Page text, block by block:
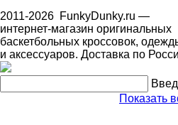
2011-2026 FunkyDunky.ru —
интернет-магазин оригинальных
баскетбольных кроссовок,
и аксессуаров. Доставка по
Показать